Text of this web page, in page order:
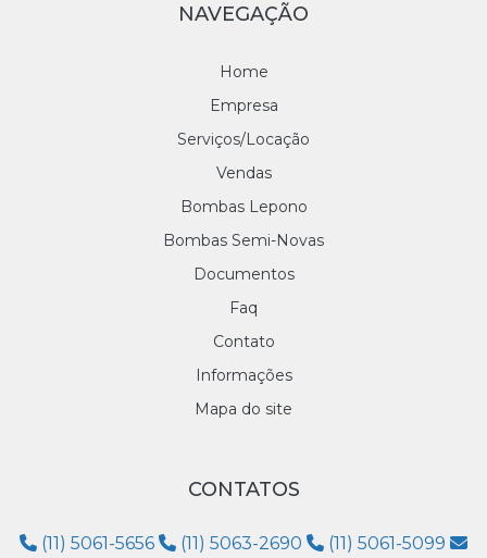
NAVEGAÇÃO
Home
Empresa
Serviços/Locação
Vendas
Bombas Lepono
Bombas Semi-Novas
Documentos
Faq
Contato
Informações
Mapa do site
CONTATOS
(11) 5061-5656 (11) 5063-2690 (11) 5061-5099